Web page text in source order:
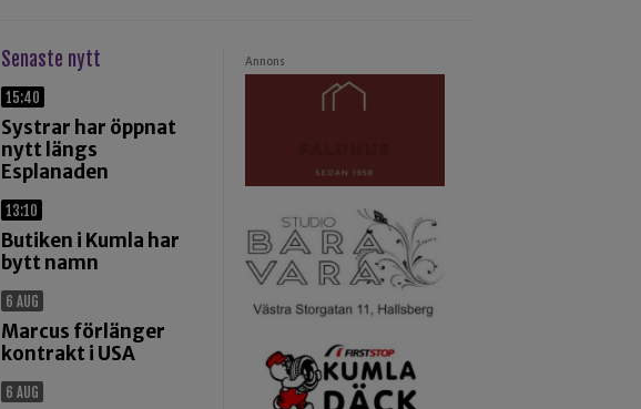
Senaste nytt
15:40
Systrar har öppnat
nytt längs
Esplanaden
13:10
Butiken i Kumla har
bytt namn
6 AUG
Marcus förlänger
kontrakt i USA
6 AUG
Annons